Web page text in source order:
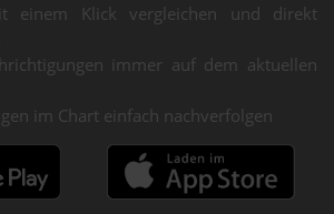
einem Klick vergleichen und direkt
immer auf dem aktuellen
im Chart einfach nachverfolgen